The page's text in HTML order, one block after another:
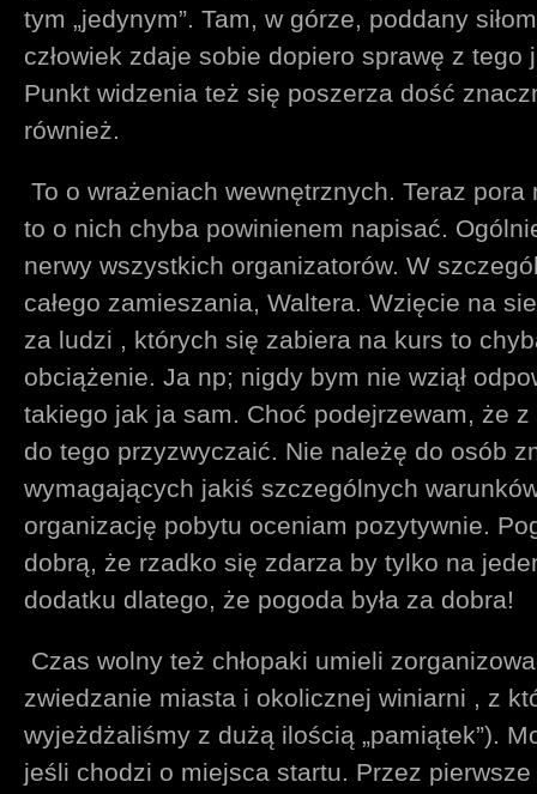
tym „jedynym”. Tam, w górze, poddany
człowiek zdaje sobie dopiero sprawę z tego
Punkt widzenia też się poszerza dość
również.
To o wrażeniach wewnętrznych. Teraz
to o nich chyba powinienem napisać.
nerwy wszystkich organizatorów. W
całego zamieszania, Waltera. Wzięcie na
za ludzi , których się zabiera na kurs to
obciążenie. Ja np; nigdy bym nie wziął
takiego jak ja sam. Choć podejrzewam, że
do tego przyzwyczaić. Nie należę do osób
wymagających jakiś szczególnych
organizację pobytu oceniam pozytywnie.
dobrą, że rzadko się zdarza by tylko na
dodatku dlatego, że pogoda była za dobra!
Czas wolny też chłopaki umieli
zwiedzanie miasta i okolicznej winiarni , z
wyjeżdżaliśmy z dużą ilością „pamiątek”).
jeśli chodzi o miejsca startu. Przez